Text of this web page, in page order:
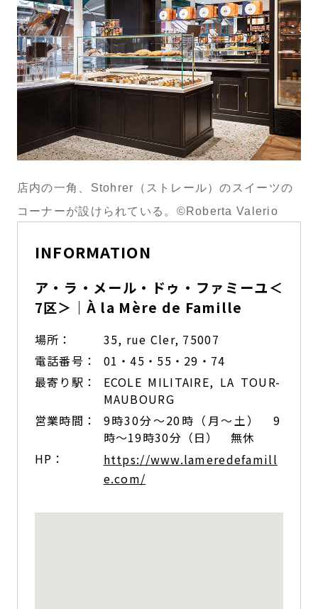
店内の一角、Stohrer（ストレール）のスイーツの
コーナーが設けられている。©Roberta Valerio
INFORMATION
ア・ラ・メール・ドゥ・ファミーユ＜
7区＞｜À la Mère de Famille
場所：
35, rue Cler, 75007
電話番号：
01・45・55・29・74
最寄り駅：
ECOLE MILITAIRE, LA TOUR-
MAUBOURG
営業時間：
9時30分〜20時（月～土） 9
時～19時30分（日） 無休
HP：
https://www.lameredefamill
e.com/